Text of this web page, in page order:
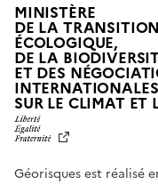
MINISTÈRE
DE LA TRANSITION
ÉCOLOGIQUE,
DE LA
ET DES
INTERNATIONALES
SUR LE CLIMAT ET
Géorisques est réalisé